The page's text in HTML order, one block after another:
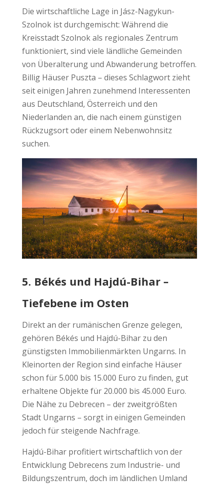
Die wirtschaftliche Lage in Jász-Nagykun-
Szolnok ist durchgemischt: Während die
Kreisstadt Szolnok als regionales Zentrum
funktioniert, sind viele ländliche Gemeinden
von Überalterung und Abwanderung betroffen.
Billig Häuser Puszta – dieses Schlagwort zieht
seit einigen Jahren zunehmend Interessenten
aus Deutschland, Österreich und den
Niederlanden an, die nach einem günstigen
Rückzugsort oder einem Nebenwohnsitz
suchen.
5. Békés und Hajdú-Bihar –
Tiefebene im Osten
Direkt an der rumänischen Grenze gelegen,
gehören Békés und Hajdú-Bihar zu den
günstigsten Immobilienmärkten Ungarns. In
Kleinorten der Region sind einfache Häuser
schon für 5.000 bis 15.000 Euro zu finden, gut
erhaltene Objekte für 20.000 bis 45.000 Euro.
Die Nähe zu Debrecen – der zweitgrößten
Stadt Ungarns – sorgt in einigen Gemeinden
jedoch für steigende Nachfrage.
Hajdú-Bihar profitiert wirtschaftlich von der
Entwicklung Debrecens zum Industrie- und
Bildungszentrum, doch im ländlichen Umland